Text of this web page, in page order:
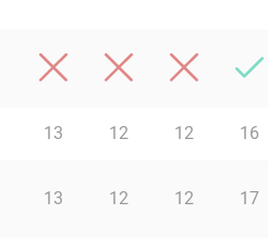
13 12 12 16
13 12 12 17